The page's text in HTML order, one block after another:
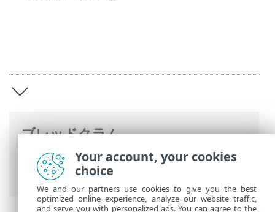
ブレッドクラム
ESETオンラインヘルプ>ESET PROTECT
Hub>ESET PROTECT Hub 概要
Your account, your cookies
choice
We and our partners use cookies to give you the best
optimized online experience, analyze our website traffic,
and serve you with personalized ads. You can agree to the